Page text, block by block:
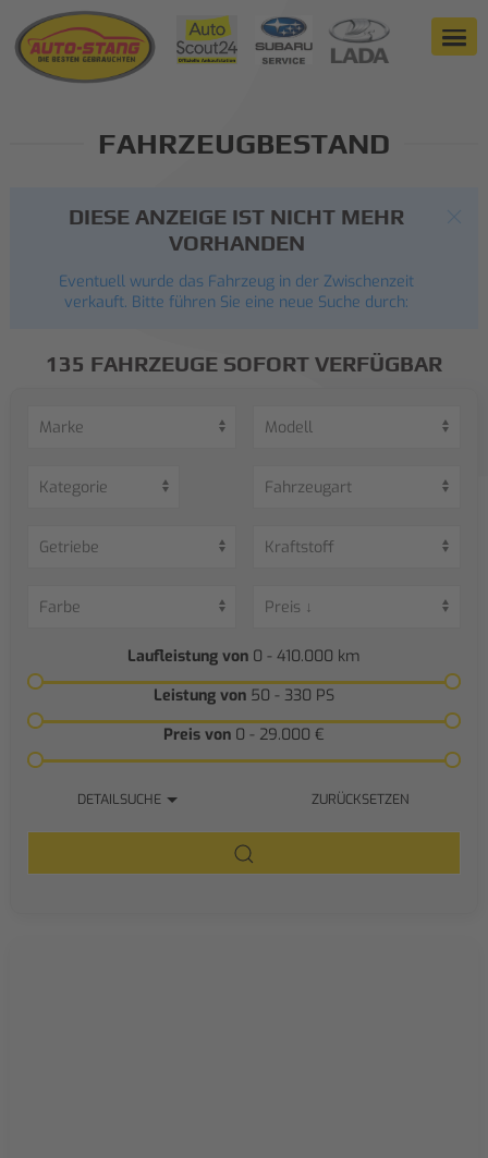
FAHRZEUGBESTAND
DIESE ANZEIGE IST NICHT MEHR
VORHANDEN
Eventuell wurde das Fahrzeug in der Zwischenzeit
verkauft. Bitte führen Sie eine neue Suche durch:
135 FAHRZEUGE SOFORT VERFÜGBAR
Laufleistung von 0 - 410.000 km
Leistung von 50 - 330 PS
Preis von 0 - 29.000 €
DETAILSUCHE ZURÜCKSETZEN